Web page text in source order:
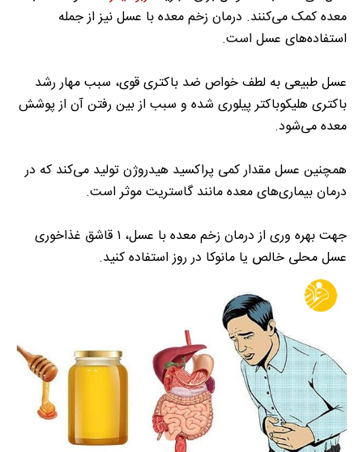
معده کمک می‌کنند. درمان زخم معده با عسل نیز از جمله
استفاده‌های عسل است.
عسل طبیعی به لطف خواص ضد باکتری قوی، سبب مهار رشد
باکتری هلیکوباکتر پیلوری شده و سبب از بین رفتن آن از پوشش
معده می‌شود.
همچنین عسل مقدار کمی پراکسید هیدروژن تولید می‌کند که در
درمان بیماری‌های معده مانند گاستریت موثر است.
جهت بهره وری از درمان زخم معده با عسل، ۱ قاشق غذاخوری
عسل محلی خالص یا مانوکا در روز استفاده کنید.